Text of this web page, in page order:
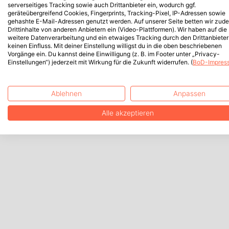
serverseitiges Tracking sowie auch Drittanbieter ein, wodurch ggf.
geräteübergreifend Cookies, Fingerprints, Tracking-Pixel, IP-Adressen sowie
gehashte E-Mail-Adressen genutzt werden. Auf unserer Seite betten wir
Drittinhalte von anderen Anbietern ein (Video-Plattformen). Wir haben auf die
weitere Datenverarbeitung und ein etwaiges Tracking durch den Drittanbieter
keinen Einfluss. Mit deiner Einstellung willigst du in die oben beschriebenen
Vorgänge ein. Du kannst deine Einwilligung (z. B. im Footer unter „Privacy-
Einstellungen“) jederzeit mit Wirkung für die Zukunft widerrufen. (BoD-
Ablehnen Anpassen
Alle akzeptieren